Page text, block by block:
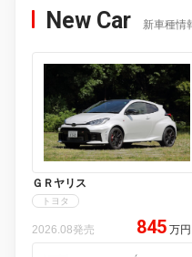
New Car 新車種情
ＧＲヤリス
トヨタ
2026.08発売 845 万円